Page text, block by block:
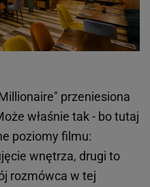
przeniesiona
właśnie tak - bo tutaj
poziomy filmu:
wnętrza, drugi to
rozmówca w tej